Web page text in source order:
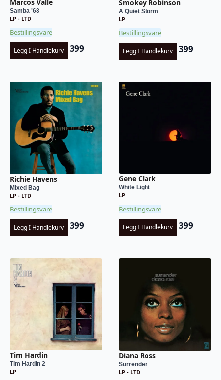
Marcos Valle
Samba '68
LP - LTD
Bestillingsvare
Legg I Handlekurv 399
Smokey Robinson
A Quiet Storm
LP
Bestillingsvare
Legg I Handlekurv 399
Richie Havens
Mixed Bag
LP - LTD
Bestillingsvare
Legg I Handlekurv 399
Gene Clark
White Light
LP
Bestillingsvare
Legg I Handlekurv 399
Tim Hardin
Tim Hardin 2
LP
Diana Ross
Surrender
LP - LTD